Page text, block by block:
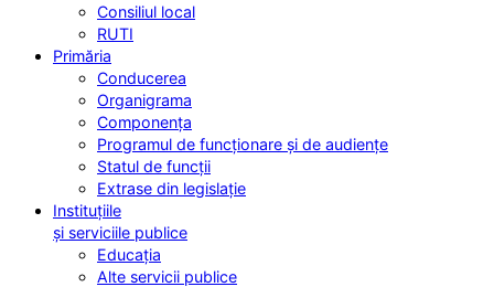
Consiliul local
RUTI
Primăria
Conducerea
Organigrama
Componența
Programul de funcționare și de audiențe
Statul de funcții
Extrase din legislație
Instituțiile
și serviciile publice
Educația
Alte servicii publice